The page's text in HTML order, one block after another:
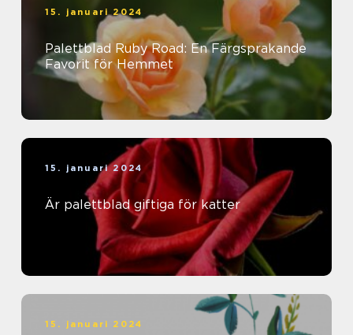
15. januari 2024
Palettblad Ruby Road: En Färgsprakande
Favorit för Hemmet
15. januari 2024
Är palettblad giftiga för katter
15. januari 2024